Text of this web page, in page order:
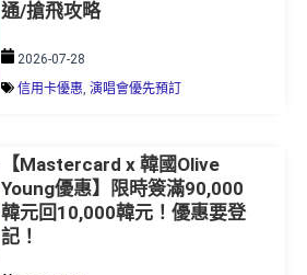
通/搶飛攻略
2026-07-28
信用卡優惠 演唱會優先預訂
【Mastercard x 韓國Olive
Young優惠】限時簽滿90,000
韓元回10,000韓元！優惠要登
記！